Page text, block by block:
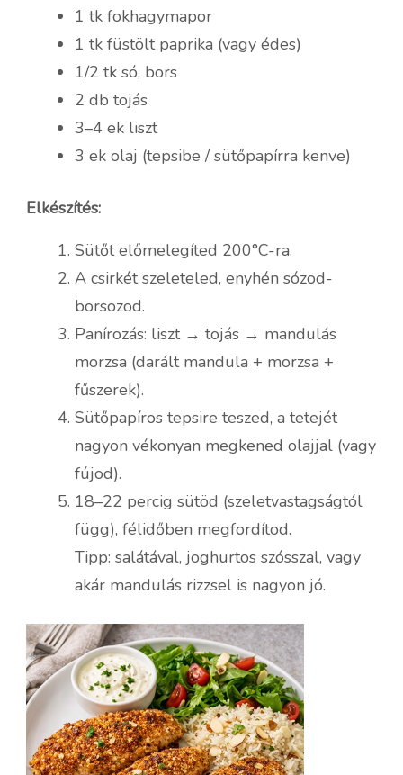
1 tk fokhagymapor
1 tk füstölt paprika (vagy édes)
1/2 tk só, bors
2 db tojás
3–4 ek liszt
3 ek olaj (tepsibe / sütőpapírra kenve)
Elkészítés:
Sütőt előmelegíted 200°C-ra.
A csirkét szeleteled, enyhén sózod-
borsozod.
Panírozás: liszt → tojás → mandulás
morzsa (darált mandula + morzsa +
fűszerek).
Sütőpapíros tepsire teszed, a tetejét
nagyon vékonyan megkened olajjal (vagy
fújod).
18–22 percig sütöd (szeletvastagságtól
függ), félidőben megfordítod.
Tipp: salátával, joghurtos szósszal, vagy
akár mandulás rizzsel is nagyon jó.